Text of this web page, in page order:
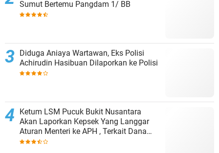
Sumut Bertemu Pangdam 1/ BB
Diduga Aniaya Wartawan, Eks Polisi
Achirudin Hasibuan Dilaporkan ke Polisi
Ketum LSM Pucuk Bukit Nusantara
Akan Laporkan Kepsek Yang Langgar
Aturan Menteri ke APH , Terkait Dana
Revitalisasi Sekolah